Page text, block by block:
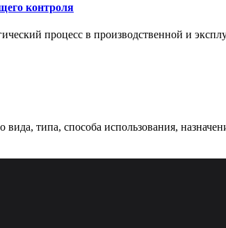
контроля
процесс в производственной и
типа, способа использования,